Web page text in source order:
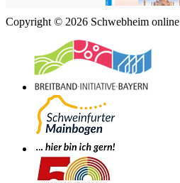
Copyright © 2026 Schwebheim online